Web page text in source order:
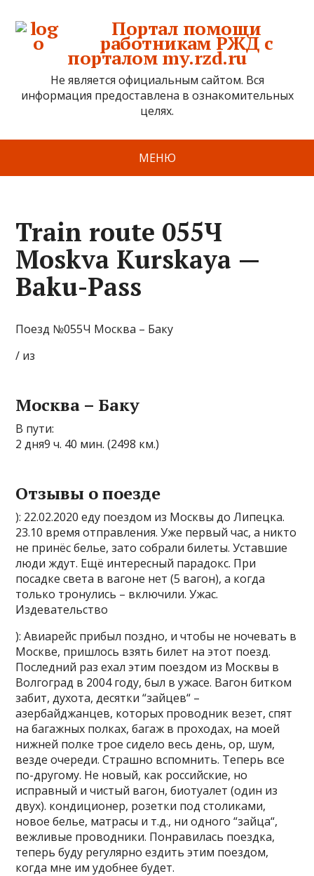
Портал помощи
работникам РЖД с
порталом my.rzd.ru
Не является официальным сайтом. Вся
информация предоставлена в ознакомительных
целях.
МЕНЮ
Train route 055Ч
Moskva Kurskaya —
Baku-Pass
Поезд №055Ч Москва – Баку
/ из
Москва – Баку
В пути:
2 дня9 ч. 40 мин. (2498 км.)
Отзывы о поезде
): 22.02.2020 еду поездом из Москвы до Липецка.
23.10 время отправления. Уже первый час, а никто
не принёс белье, зато собрали билеты. Уставшие
люди ждут. Ещё интересный парадокс. При
посадке света в вагоне нет (5 вагон), а когда
только тронулись – включили. Ужас.
Издевательство
): Авиарейс прибыл поздно, и чтобы не ночевать в
Москве, пришлось взять билет на этот поезд.
Последний раз ехал этим поездом из Москвы в
Волгоград в 2004 году, был в ужасе. Вагон битком
забит, духота, десятки “зайцев“ –
азербайджанцев, которых проводник везет, спят
на багажных полках, багаж в проходах, на моей
нижней полке трое сидело весь день, ор, шум,
везде очереди. Страшно вспомнить. Теперь все
по-другому. Не новый, как российские, но
исправный и чистый вагон, биотуалет (один из
двух). кондиционер, розетки под столиками,
новое белье, матрасы и т.д., ни одного “зайца“,
вежливые проводники. Понравилась поездка,
теперь буду регулярно ездить этим поездом,
когда мне им удобнее будет.